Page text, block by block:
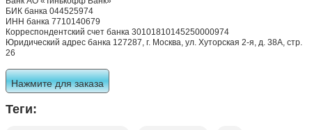
БИК банка 044525974
ИНН банка 7710140679
Корреспондентский счет банка 30101810145250000974
Юридический адрес банка 127287, г. Москва, ул. Хуторская 2-я, д. 38А, стр.
26
Нажмите для заказа
Теги: